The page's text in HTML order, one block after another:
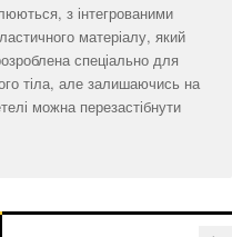
з інтегрованими
матеріалу, який
спеціально для
тіла, але залишаючись на
можна перезастібнути